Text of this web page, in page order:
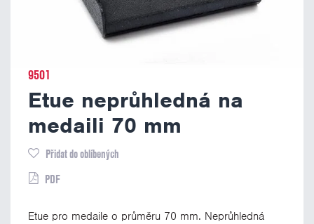
9501
Etue neprůhledná na
medaili 70 mm
Přidat do oblíbených
PDF
Etue pro medaile o průměru 70 mm. Neprůhledná